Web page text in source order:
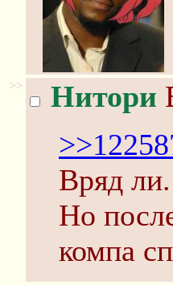
>> Нитори
Вряд ли.
Но
компа